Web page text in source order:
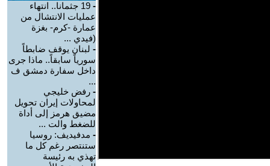
-
19 جثمانا.. انتهاء
عمليات الانتشال من
عمارة -كرم- بغزة
(فيدي ...
- لبنان يوقف ضابطاً
سورياً سابقاً.. ماذا جرى
داخل سفارة دمشق ف
...
- رفض خليجي
لمحاولات إيران تحويل
مضيق هرمز إلى أداة
للضغط والت ...
- مدفيديف: روسيا
ستنتصر رغم كل ما
تهذي به رئيسة